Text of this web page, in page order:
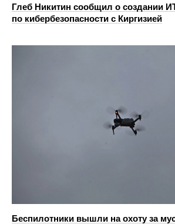
Глеб Никитин сообщил о создании
по кибербезопасности с Киргизией
Беспилотники вышли на охоту за